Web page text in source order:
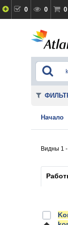
0 0 0
Начало
Видны 1